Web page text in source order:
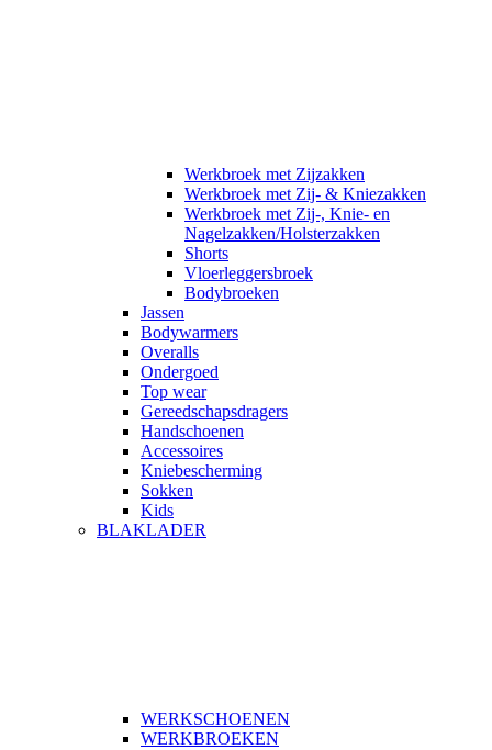
Werkbroek met Zijzakken
Werkbroek met Zij- & Kniezakken
Werkbroek met Zij-, Knie- en
Nagelzakken/Holsterzakken
Shorts
Vloerleggersbroek
Bodybroeken
Jassen
Bodywarmers
Overalls
Ondergoed
Top wear
Gereedschapsdragers
Handschoenen
Accessoires
Kniebescherming
Sokken
Kids
BLAKLADER
WERKSCHOENEN
WERKBROEKEN